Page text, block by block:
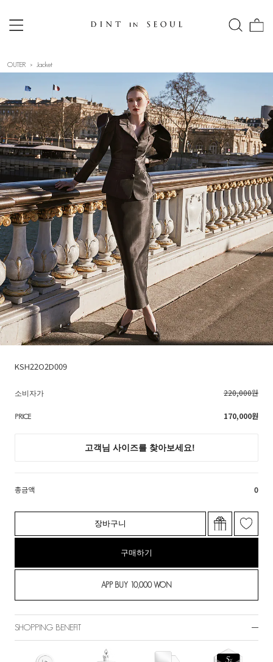
OUTER Jacket
KSH22O2D009
소비자가 220,000원
PRICE 170,000원
총금액 0
장바구니
구매하기
SHOPPING BENEFIT